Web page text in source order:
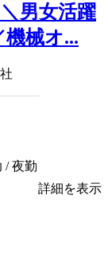
男女活躍
械オ...
/ 夜勤
詳細を表示